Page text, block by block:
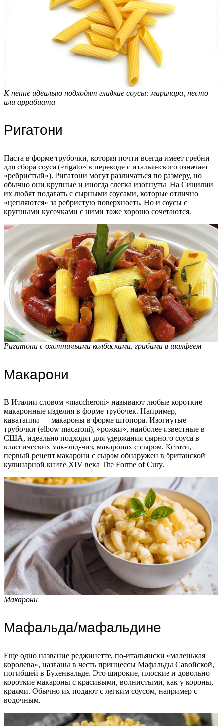
К пенне идеально подходят гладкие соусы: маринара, песто
или аррабиата
Ригатони
Паста в форме трубочки, которая почти всегда имеет гребни
для сбора соуса («rigato» в переводе с итальянского означает
«ребристый»). Ригатони могут различаться по размеру, но
обычно они крупные и иногда слегка изогнуты. На Сицилии
их любят подавать с сырными соусами, которые отлично
«цепляются» за ребристую поверхность. Но и соусы с
крупными кусочками с ними тоже хорошо сочетаются.
Ригатони с охотничьими колбасками, грибами и шалфеем
Макарони
В Италии словом «maccheroni» называют любые короткие
макаронные изделия в форме трубочек. Например,
каватаппи — макароны в форме штопора. Изогнутые
трубочки (elbow macaroni), «рожки», наиболее известные в
США, идеально подходят для удержания сырного соуса в
классических мак-энд-чиз, макаронах с сыром. Кстати,
первый рецепт макарони с сыром обнаружен в британской
кулинарной книге XIV века The Forme of Cury.
Макарони
Мафальда/мафальдине
Еще одно название реджинетте, по-итальянски «маленькая
королева», названы в честь принцессы Мафальды Савойской,
погибшей в Бухенвальде. Это широкие, плоские и довольно
короткие макароны с красивыми, волнистыми, как у короны,
краями. Обычно их подают с легким соусом, например с
водочным.